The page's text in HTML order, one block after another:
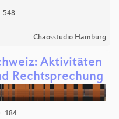
548
Chaosstudio Hamburg
Aktivitäten
Rechtsprechung
184